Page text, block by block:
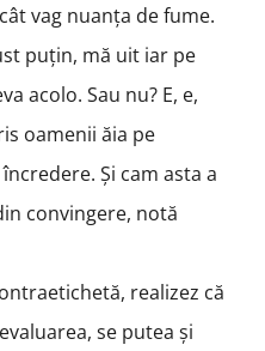
vag nuanța de fume.
puțin, mă uit iar pe
acolo. Sau nu? E, e,
oamenii ăia pe
Și cam asta a
convingere, notă
realizez că
se putea și